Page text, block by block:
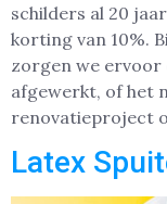
schilders al 20
korting van 10%.
zorgen we
afgewerkt, of het
renovatieproject
Latex